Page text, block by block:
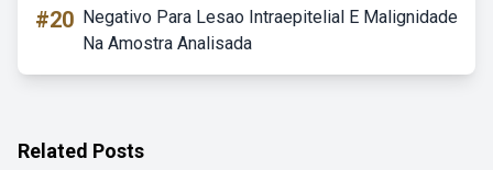
#20 Negativo Para Lesao Intraepitelial E Malignidade
Na Amostra Analisada
Related Posts